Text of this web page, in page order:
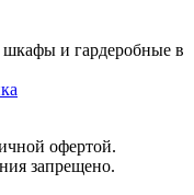
и гардеробные в
офертой.
запрещено.